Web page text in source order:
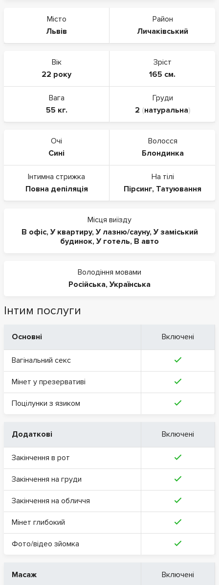
Місто
Львів
Район
Личаківський
Вік
22 року
Зріст
165 см.
Вага
55 кг.
Груди
2 (натуральна)
Очі
Сині
Волосся
Блондинка
Інтимна стрижка
Повна депіляція
На тілі
Пірсинг, Татуювання
Місця виїзду
В офіс, У квартиру, У лазню/сауну, У заміський
будинок, У готель, В авто
Володіння мовами
Російська, Українська
Інтим послуги
Основні Включені
Вагінальний секс
Мінет у презервативі
Поцілунки з язиком
Додаткові Включені
Закінчення в рот
Закінчення на груди
Закінчення на обличчя
Мінет глибокий
Фото/відео зйомка
Масаж Включені